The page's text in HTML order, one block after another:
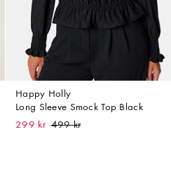
Happy Holly
Long Sleeve Smock Top Black
299 kr